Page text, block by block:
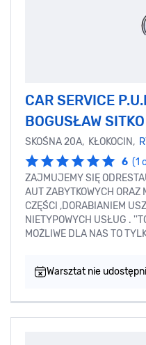
CAR SERVICE
BOGUSŁAW SITKO
SKOŚNA 20A, KŁOKOCIN,
6 (1
ZAJMUJEMY SIĘ
AUT ZABYTKOWYCH ORAZ
CZĘŚCI ,DORABIANIEM
NIETYPOWYCH USŁUG .
MOŻLIWE DLA NAS TO
Warsztat nie